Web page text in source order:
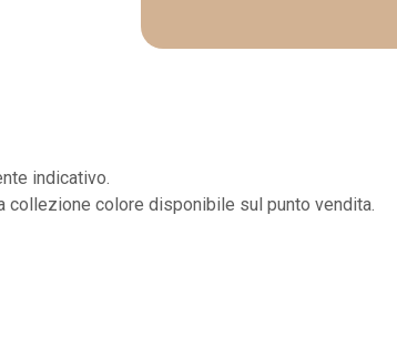
indicativo.
colore disponibile sul punto vendita.